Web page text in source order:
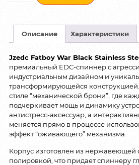
Описание Характеристики
Jzedc Fatboy War Black Stainless
премиальный EDC-спиннер с
индустриальным дизайном и
трансформирующейся
стиле “механической брони”, где
подчеркивает мощь и динамику
антистресс-аксессуар, а
меняется прямо в процессе
эффект “оживающего” механизма.
Корпус изготовлен из нержавеющей
полировкой, что придает спиннеру